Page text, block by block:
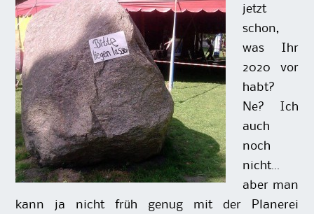
jetzt
schon,
was Ihr
2020 vor
habt?
Ne? Ich
auch
noch
nicht…
aber man
kann ja nicht früh genug mit der Planerei